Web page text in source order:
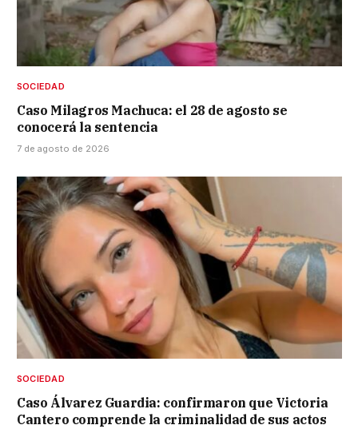
SOCIEDAD
Caso Milagros Machuca: el 28 de agosto se
conocerá la sentencia
7 de agosto de 2026
SOCIEDAD
Caso Álvarez Guardia: confirmaron que Victoria
Cantero comprende la criminalidad de sus actos